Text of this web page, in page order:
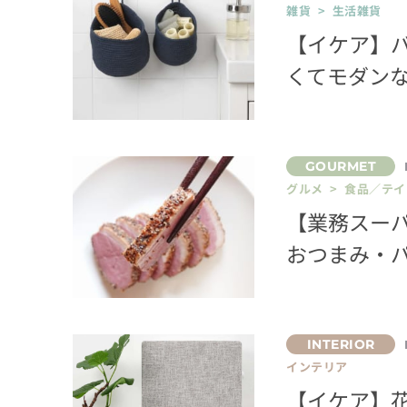
雑貨 > 生活雑貨
【イケア
くてモダン
グルメ > 食品／テ
【業務ス
おつまみ・
インテリア
【イケア